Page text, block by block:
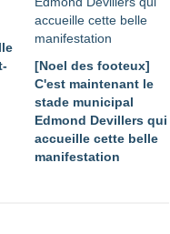
[Noel des footeux]
C'est maintenant le
stade municipal
Edmond Devillers qui
accueille cette belle
manifestation